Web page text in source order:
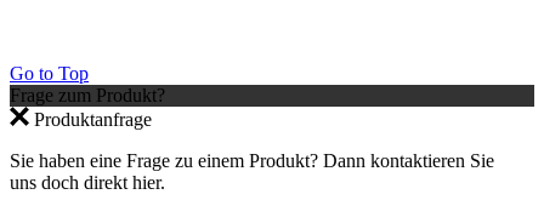
Go to Top
Frage zum Produkt?
Produktanfrage
Sie haben eine Frage zu einem Produkt? Dann kontaktieren Sie
uns doch direkt hier.